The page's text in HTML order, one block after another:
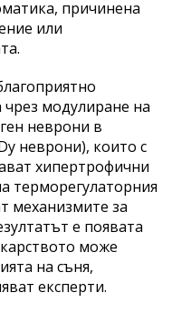
причинена
или
модулиране на
неврони в
неврони), които с
хипертрофични
терморегулаторния
механизмите за
е появата
може
на съня,
експерти.